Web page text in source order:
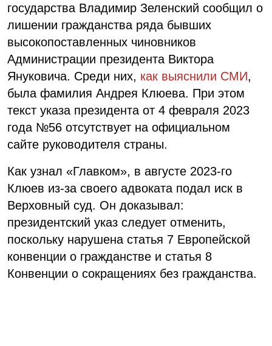
государства Владимир Зеленский сообщил о
лишении гражданства ряда бывших
высокопоставленных чиновников
Администрации президента Виктора
Януковича. Среди них, как выяснили СМИ,
была фамилия Андрея Клюева. При этом
текст указа президента от 4 февраля 2023
года №56 отсутствует на официальном
сайте руководителя страны.
Как узнал «Главком», в августе 2023-го
Клюев из-за своего адвоката подал иск в
Верховный суд. Он доказывал:
президентский указ следует отменить,
поскольку нарушена статья 7 Европейской
конвенции о гражданстве и статья 8
Конвенции о сокращениях без гражданства.